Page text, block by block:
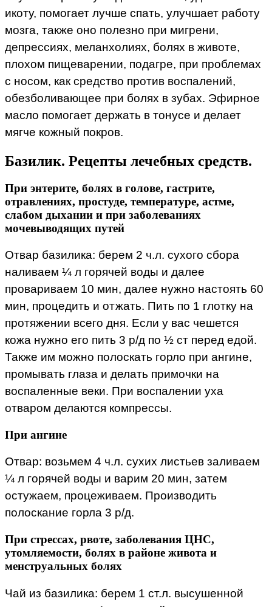
икоту, помогает лучше спать, улучшает работу
мозга, также оно полезно при мигрени,
депрессиях, меланхолиях, болях в животе,
плохом пищеварении, подагре, при проблемах
с носом, как средство против воспалений,
обезболивающее при болях в зубах. Эфирное
масло помогает держать в тонусе и делает
мягче кожный покров.
Базилик. Рецепты лечебных средств.
При энтерите, болях в голове, гастрите,
отравлениях, простуде, температуре, астме,
слабом дыхании и при заболеваниях
мочевыводящих путей
Отвар базилика: берем 2 ч.л. сухого сбора
наливаем ¼ л горячей воды и далее
провариваем 10 мин, далее нужно настоять 60
мин, процедить и отжать. Пить по 1 глотку на
протяжении всего дня. Если у вас чешется
кожа нужно его пить 3 р/д по ½ ст перед едой.
Также им можно полоскать горло при ангине,
промывать глаза и делать примочки на
воспаленные веки. При воспалении уха
отваром делаются компрессы.
При ангине
Отвар: возьмем 4 ч.л. сухих листьев заливаем
¼ л горячей воды и варим 20 мин, затем
остужаем, процеживаем. Производить
полоскание горла 3 р/д.
При стрессах, рвоте, заболевания ЦНС,
утомляемости, болях в районе живота и
менструальных болях
Чай из базилика: берем 1 ст.л. высушенной